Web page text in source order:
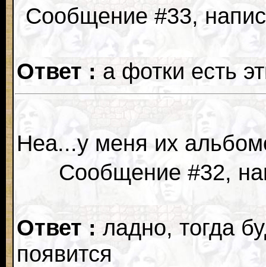
Сообщение #33,
Ответ : а фотки есть
Неа...у меня их
Сообщение #32,
Ответ : ладно, тогда
появится